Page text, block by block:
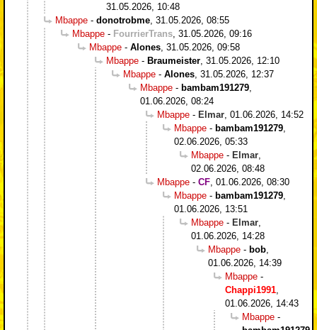
31.05.2026, 10:48
Mbappe - donotrobme 31.05.2026, 08:55
Mbappe - FourrierTrans 31.05.2026, 09:16
Mbappe - Alones 31.05.2026, 09:58
Mbappe - Braumeister 31.05.2026, 12:10
Mbappe - Alones 31.05.2026, 12:37
Mbappe - bambam191279
01.06.2026, 08:24
Mbappe - Elmar 01.06.2026, 14:52
Mbappe - bambam191279
02.06.2026, 05:33
Mbappe - Elmar
02.06.2026, 08:48
Mbappe - CF 01.06.2026, 08:30
Mbappe - bambam191279
01.06.2026, 13:51
Mbappe - Elmar
01.06.2026, 14:28
Mbappe - bob
01.06.2026, 14:39
Mbappe -
Chappi1991
01.06.2026, 14:43
Mbappe -